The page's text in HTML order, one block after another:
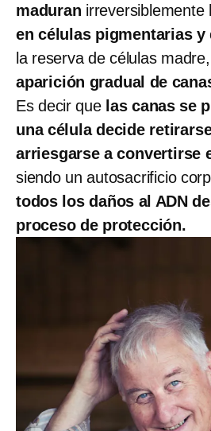
maduran irreversiblemente
en células pigmentarias y
la reserva de células
aparición gradual de
Es decir que las canas se
una célula decide
arriesgarse a convertirse
siendo un autosacrificio
todos los daños al ADN
proceso de protección.